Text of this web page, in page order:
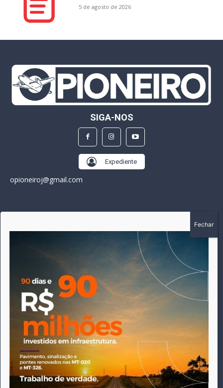
5 de agosto de 2026
SIGA-NOS
Expediente
opioneiroj@gmail.com
A história do Pioneiro inicia em fevereiro de 2005 em
Canarana - MT, na época, como um jornal impresso semanal,
que chegou a possuir mil assinantes. Durante 15 anos, foram
publicadas 691 edições que narraram os acontecimentos
políticos, policiais e cotidianos de Canarana e região. Fiel a sua
origem, pautado sempre pela busca incessante da
imparcialidade, faz jus a sua logo, com o característico "avião
da praça" de Canarana, sendo o símbolo do
comprometimento deste veículo de comunicação com o
relato dos fatos neste município. Em 06 de dezembro de 2019
circulou a última edição impressa do jornal, que desde então
tem veiculação exclusivamente online.